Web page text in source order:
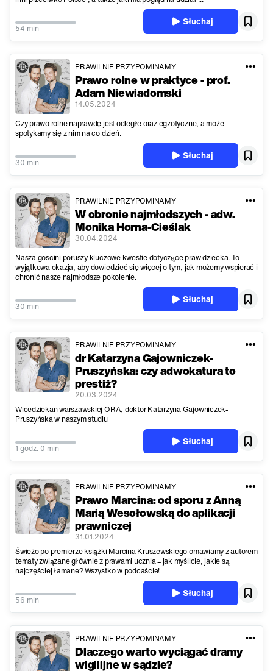
54 min
Słuchaj
PRAWILNIE PRZYPOMINAMY
Prawo rolne w praktyce - prof.
Adam Niewiadomski
14.05.2024
Czy prawo rolne naprawdę jest odległe oraz egzotyczne, a może
spotykamy się z nim na co dzień.
30 min
Słuchaj
PRAWILNIE PRZYPOMINAMY
W obronie najmłodszych - adw.
Monika Horna-Cieślak
30.04.2024
Nasza gościni poruszy kluczowe kwestie dotyczące praw dziecka. To
wyjątkowa okazja, aby dowiedzieć się więcej o tym, jak możemy wspierać i
chronić nasze najmłodsze pokolenie.
30 min
Słuchaj
PRAWILNIE PRZYPOMINAMY
dr Katarzyna Gajowniczek-
Pruszyńska: czy adwokatura to
prestiż?
20.03.2024
Wicedziekan warszawskiej ORA, doktor Katarzyna Gajowniczek-
Pruszyńska w naszym studiu
1 godz. 0 min
Słuchaj
PRAWILNIE PRZYPOMINAMY
Prawo Marcina: od sporu z Anną
Marią Wesołowską do aplikacji
prawniczej
31.01.2024
Świeżo po premierze książki Marcina Kruszewskiego omawiamy z autorem
tematy związane głównie z prawami ucznia – jak myślicie, jakie są
najczęściej łamane? Wszystko w podcaście!
56 min
Słuchaj
PRAWILNIE PRZYPOMINAMY
Dlaczego warto wyciągać dramy
wigilijne w sądzie?